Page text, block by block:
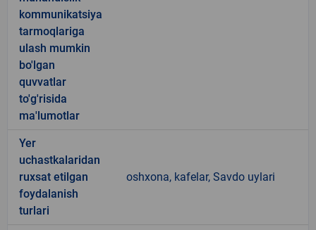
kommunikatsiya
tarmoqlariga
ulash mumkin
bo'lgan
quvvatlar
to'g'risida
ma'lumotlar
Yer
uchastkalaridan
ruxsat etilgan
foydalanish
turlari
oshxona, kafelar, Savdo uylari